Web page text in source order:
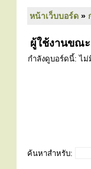
หน้าเว็บบอร์ด »
ผู้ใช้งานขณ
กำลังดูบอร์ดนี้: ไ
ค้นหาสำหรับ: